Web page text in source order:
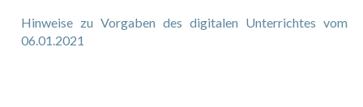
Hinweise zu Vorgaben des digitalen Unterrichtes vom
06.01.2021